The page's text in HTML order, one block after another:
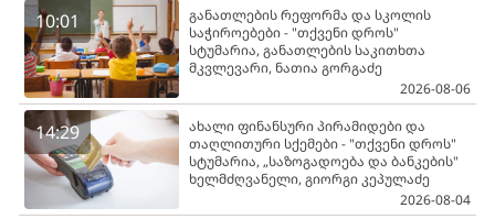
10:01
განათლების რეფორმა და სკოლის
საჭიროებები - "თქვენი დროს"
სტუმარია, განათლების საკითხთა
მკვლევარი, ნათია გორგაძე
2026-08-06
14:29
ახალი ფინანსური პირამიდები და
თაღლითური სქემები - "თქვენი დროს"
სტუმარია, „საზოგადოება და ბანკების"
ხელმძღვანელი, გიორგი კეპულაძე
2026-08-04